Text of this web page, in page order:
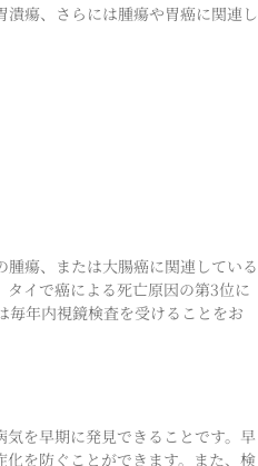
瘍、さらには腫瘍や胃癌に関連し
瘍、または大腸癌に関連している
イで癌による死亡原因の第3位に
毎年内視鏡検査を受けることをお
を早期に発見できることです。早
を防ぐことができます。また、検